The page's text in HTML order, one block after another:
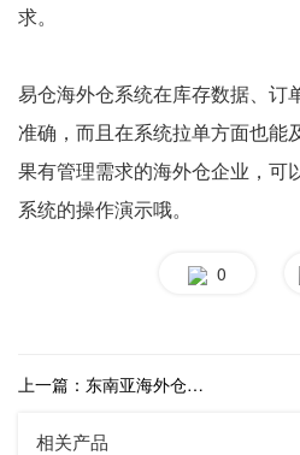
求。
易仓海外仓系统在库存数据、订
准确，而且在系统拉单方面也能
果有管理需求的海外仓企业，可
系统的操作演示哦。
0
上一篇：东南亚海外仓集包发货系统怎么样？
相关产品